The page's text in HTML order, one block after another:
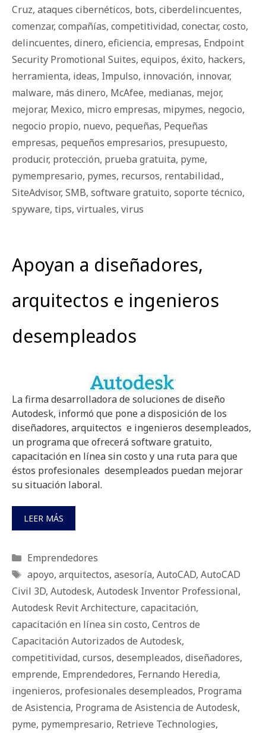
Cruz, ataques cibernéticos, bots, ciberdelincuentes,
comenzar, compañías, competitividad, conectar, costo,
delincuentes, dinero, eficiencia, empresas, Endpoint
Security Promotional Suites, equipos, éxito, hackers,
herramienta, ideas, Impulso, innovación, innovar,
malware, más dinero, McAfee, medianas, mejor,
mejorar, Mexico, micro empresas, mipymes, negocio,
negocio propio, nuevo, pequeñas, Pequeñas
empresas, pequeños empresarios, presupuesto,
producir, protección, prueba gratuita, pyme,
pymempresario, pymes, recursos, rentabilidad.,
SiteAdvisor, SMB, software gratuito, soporte técnico,
spyware, tips, virtuales, virus
Apoyan a diseñadores,
arquitectos e ingenieros
desempleados
La firma desarrolladora de soluciones de diseño
Autodesk, informó que pone a disposición de los
diseñadores, arquitectos e ingenieros desempleados,
un programa que ofrecerá software gratuito,
capacitación en línea sin costo y una ruta para que
éstos profesionales desempleados puedan mejorar
su situación laboral.
LEER MÁS
Categorías
Emprendedores
Etiquetas
apoyo, arquitectos, asesoría, AutoCAD, AutoCAD
Civil 3D, Autodesk, Autodesk Inventor Professional,
Autodesk Revit Architecture, capacitación,
capacitación en línea sin costo, Centros de
Capacitación Autorizados de Autodesk,
competitividad, cursos, desempleados, diseñadores,
emprende, Emprendedores, Fernando Heredia,
ingenieros, profesionales desempleados, Programa
de Asistencia, Programa de Asistencia de Autodesk,
pyme, pymempresario, Retrieve Technologies,